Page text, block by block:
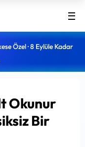
Özel · 8 Eylüle Kadar
Okunur
Bir